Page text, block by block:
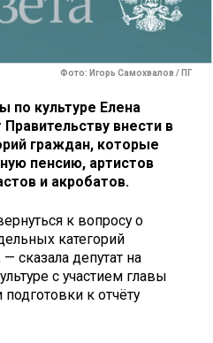
Фото: Игорь Самохвалов / ПГ
по культуре Елена
внести в
граждан, которые
пенсию, артистов
и акробатов.
к вопросу о
категорий
сказала депутат на
с участием главы
к отчёту